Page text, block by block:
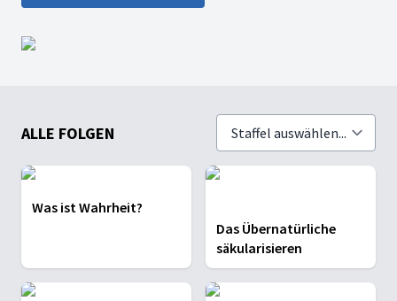
ALLE FOLGEN
Was ist Wahrheit?
Das Übernatürliche
säkularisieren